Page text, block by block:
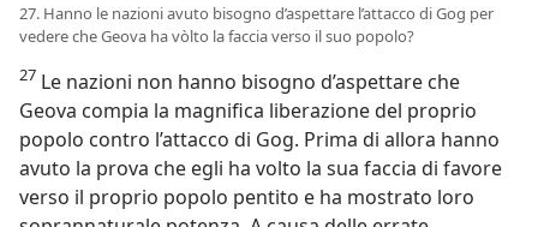
27. Hanno le nazioni avuto bisogno d’aspettare l’attacco di Gog per
vedere che Geova ha vòlto la faccia verso il suo popolo?
27 Le nazioni non hanno bisogno d’aspettare che
Geova compia la magnifica liberazione del proprio
popolo contro l’attacco di Gog. Prima di allora hanno
avuto la prova che egli ha volto la sua faccia di favore
verso il proprio popolo pentito e ha mostrato loro